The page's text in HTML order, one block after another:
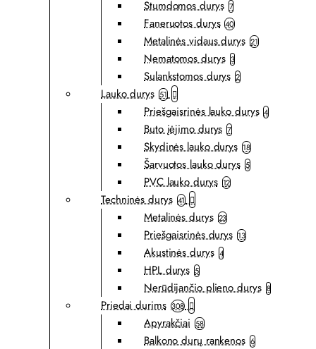
Stumdomos durys 7
Faneruotos durys 40
Metalinės vidaus durys 21
Nematomos durys 3
Sulankstomos durys 2
Lauko durys 51
Priešgaisrinės lauko durys 4
Buto įėjimo durys 7
Skydinės lauko durys 18
Šarvuotos lauko durys 5
PVC lauko durys 12
Techninės durys 41
Metalinės durys 23
Priešgaisrinės durys 13
Akustinės durys 4
HPL durys 5
Nerūdijančio plieno durys 8
Priedai durims 308
Apyrakčiai 58
Balkono durų rankenos 6